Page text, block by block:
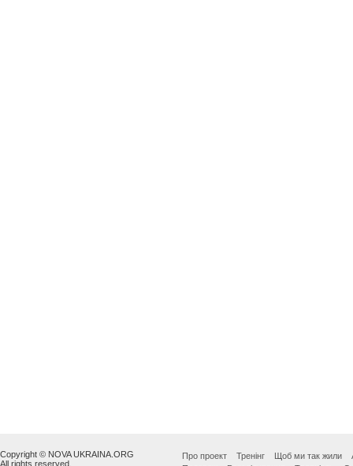
Copyright © NOVA UKRAINA.ORG
All rights reserved.
Про проект Тренінг Щоб ми так жили